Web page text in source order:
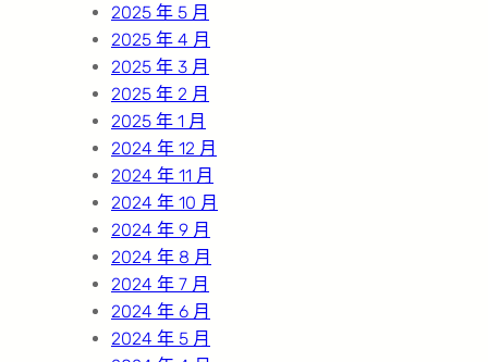
2025 年 5 月
2025 年 4 月
2025 年 3 月
2025 年 2 月
2025 年 1 月
2024 年 12 月
2024 年 11 月
2024 年 10 月
2024 年 9 月
2024 年 8 月
2024 年 7 月
2024 年 6 月
2024 年 5 月